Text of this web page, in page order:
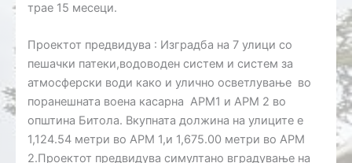
трае 15 месеци.
Проектот предвидува : Изградба на 7 улици со
пешачки патеки,водоводен систем и систем за
атмосферски води како и улично осветлување во
поранешната воена касарна АРМ1 и АРМ 2 во
општина Битола. Вкупната должина на улиците е
1,124.54 метри во АРМ 1,и 1,675.00 метри во АРМ
2.Проектот предвидува симултано вградување на